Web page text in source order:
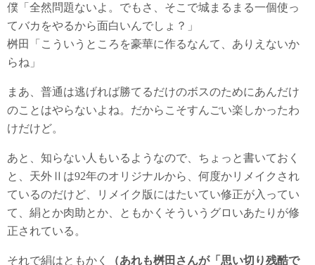
僕「全然問題ないよ。でもさ、そこで城まるまる一個使っ
てバカをやるから面白いんでしょ？」
桝田「こういうところを豪華に作るなんて、ありえないか
らね」
まあ、普通は逃げれば勝てるだけのボスのためにあんだけ
のことはやらないよね。だからこそすんごい楽しかったわ
けだけど。
あと、知らない人もいるようなので、ちょっと書いておく
と、天外Ⅱは92年のオリジナルから、何度かリメイクされ
ているのだけど、リメイク版にはたいてい修正が入ってい
て、絹とか肉助とか、ともかくそういうグロいあたりが修
正されている。
それで絹はともかく
（あれも桝田さんが「思い切り残酷で